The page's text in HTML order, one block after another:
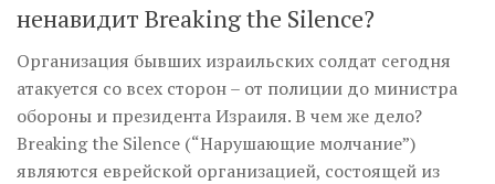
ненавидит Breaking the Silence?
Организация бывших израильских солдат сегодня
атакуется со всех сторон – от полиции до министра
обороны и президента Израиля. В чем же дело?
Breaking the Silence (“Нарушающие молчание”)
являются еврейской организацией, состоящей из